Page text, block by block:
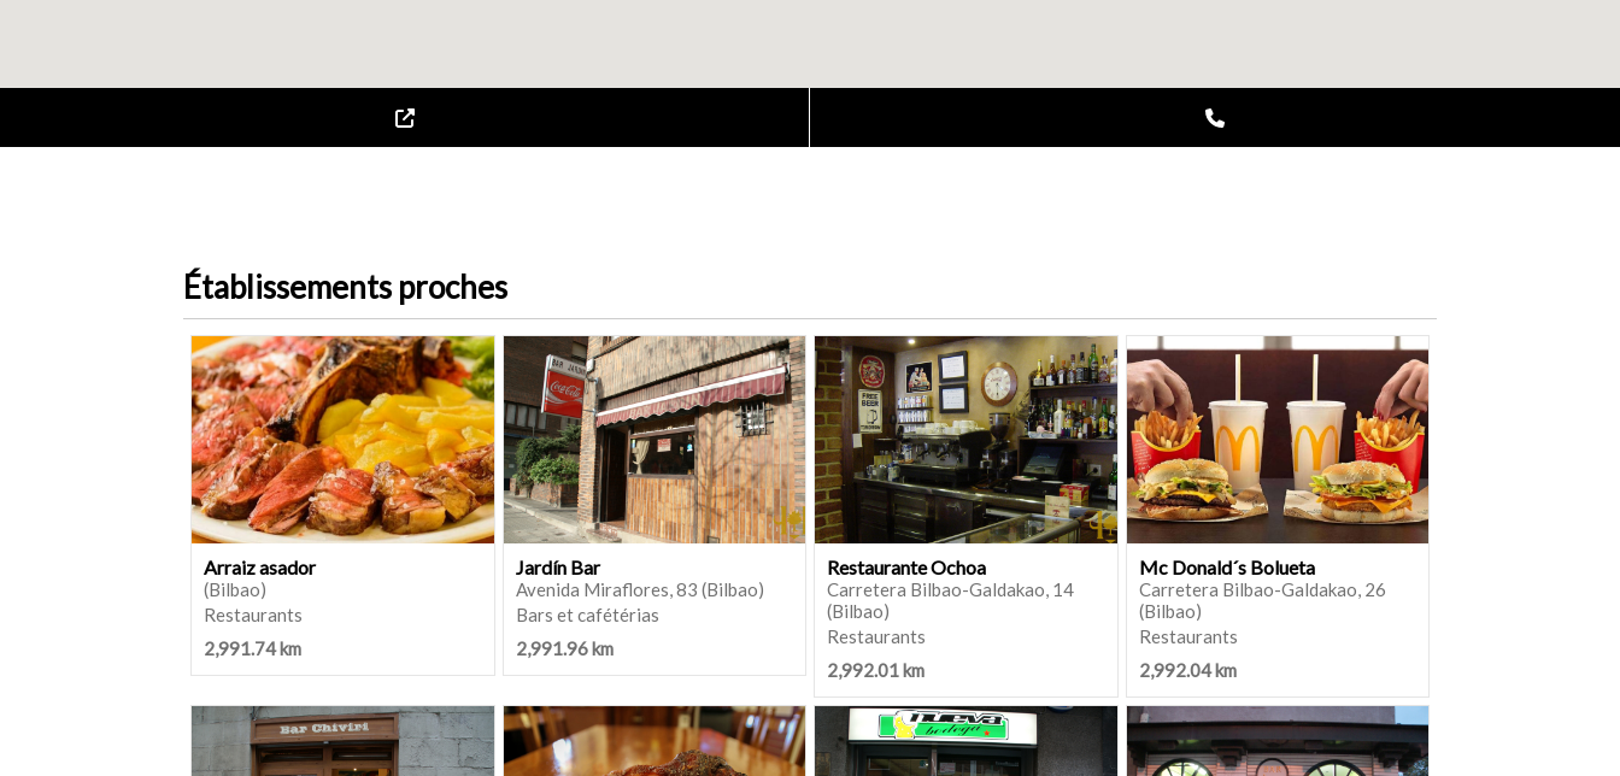
Établissements proches
Arraiz asador
(Bilbao)
Restaurants
2,991.74 km
Jardín Bar
Avenida Miraflores, 83 (Bilbao)
Bars et cafétérias
2,991.96 km
Restaurante Ochoa
Carretera Bilbao-Galdakao, 14
(Bilbao)
Restaurants
2,992.01 km
Mc Donald´s Bolueta
Carretera Bilbao-Galdakao, 26
(Bilbao)
Restaurants
2,992.04 km